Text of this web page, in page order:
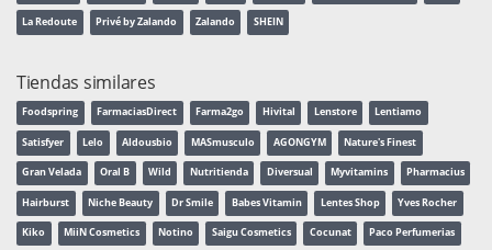
La Redoute Privé by Zalando Zalando SHEIN
Tiendas similares
Foodspring FarmaciasDirect Farma2go Hivital Lenstore Lentiamo
Satisfyer Lelo Aldousbio MASmusculo AGONGYM Nature's Finest
Gran Velada Oral B Wild Nutritienda Diversual Myvitamins Pharmacius
Hairburst Niche Beauty Dr Smile Babes Vitamin Lentes Shop Yves Rocher
Kiko MiiN Cosmetics Notino Saigu Cosmetics Cocunat Paco Perfumerias